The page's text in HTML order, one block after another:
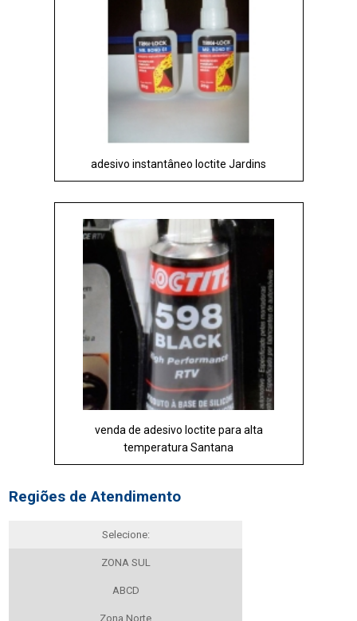
adesivo instantâneo loctite Jardins
venda de adesivo loctite para alta
temperatura Santana
Regiões de Atendimento
Selecione:
ZONA SUL
ABCD
Zona Norte